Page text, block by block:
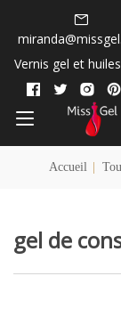
Vernis gel et
Accueil
gel de